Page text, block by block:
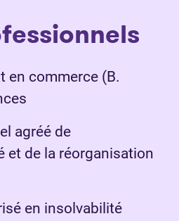
en commerce (B.
agréé de
et de la réorganisation
en insolvabilité